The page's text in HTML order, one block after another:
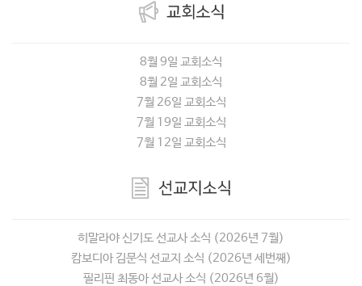
8월 9일 교회소식
8월 2일 교회소식
7월 26일 교회소식
7월 19일 교회소식
7월 12일 교회소식
히말라야 신기도 선교사 소식 (2026년 7월)
캄보디아 김문식 선교지 소식 (2026년 세번째)
필리핀 최동아 선교사 소식 (2026년 6월)